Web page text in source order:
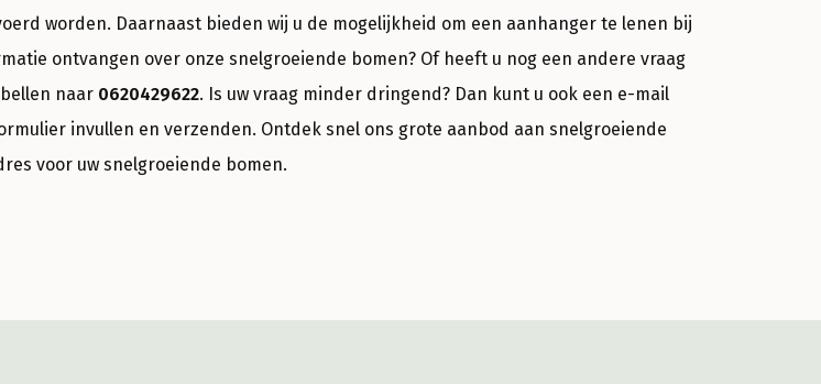
worden. Daarnaast bieden wij u de mogelijkheid om een aanhanger te lenen bij
ontvangen over onze snelgroeiende bomen? Of heeft u nog een andere vraag
naar 0620429622. Is uw vraag minder dringend? Dan kunt u ook een e-mail
invullen en verzenden. Ontdek snel ons grote aanbod aan snelgroeiende
voor uw snelgroeiende bomen.